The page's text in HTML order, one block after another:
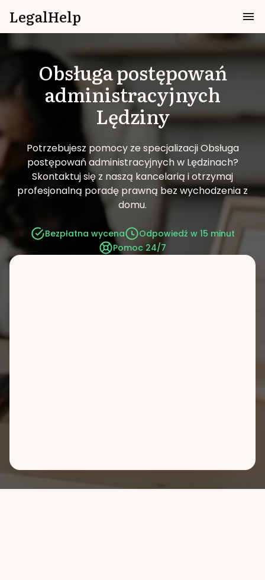
LegalHelp
Obsługa postępowań
administracyjnych
Lędziny
Potrzebujesz pomocy ze specjalizacji Obsługa
postępowań administracyjnych w Lędzinach?
Skontaktuj się z naszą kancelarią i otrzymaj
profesjonalną poradę prawną bez wychodzenia z
domu.
Bezpłatna wycena
Odpowiedź w 15 minut
Pomoc 24/7